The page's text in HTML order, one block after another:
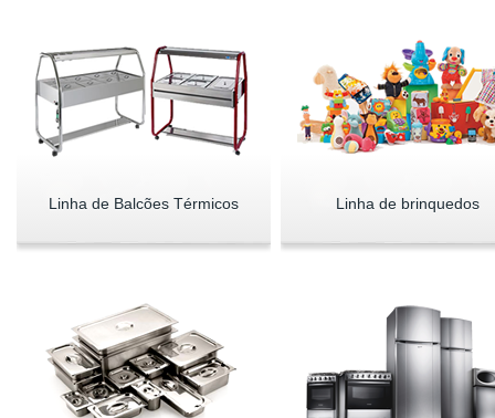
Linha de Balcões Térmicos Linha de brinquedos